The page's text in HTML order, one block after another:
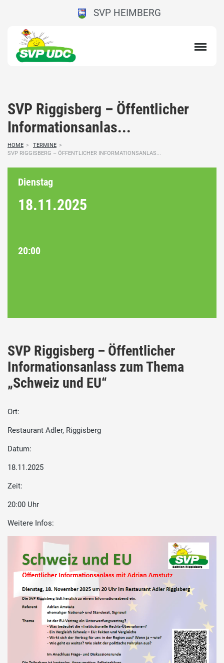
SVP HEIMBERG
SVP Riggisberg – Öffentlicher
Informationsanlas...
HOME > TERMINE >
SVP RIGGISBERG – ÖFFENTLICHER INFORMATIONSANLAS...
Dienstag
18.11.2025
20:00
SVP Riggisberg – Öffentlicher
Informationsanlass zum Thema
„Schweiz und EU“
Ort:
Restaurant Adler, Riggisberg
Datum:
18.11.2025
Zeit:
20:00 Uhr
Weitere Infos: